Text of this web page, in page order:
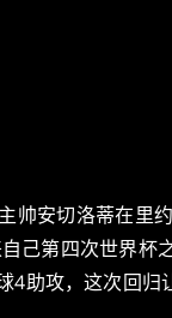
帅安切洛蒂在里
己第四次世界
助攻，这次回归